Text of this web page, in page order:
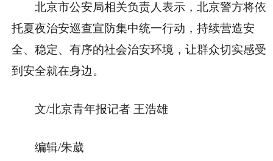
北京市公安局相关负责人表示，北京警方将依
托夏夜治安巡查宣防集中统一行动，持续营造安
全、稳定、有序的社会治安环境，让群众切实感受
到安全就在身边。
文/北京青年报记者 王浩雄
编辑/朱葳